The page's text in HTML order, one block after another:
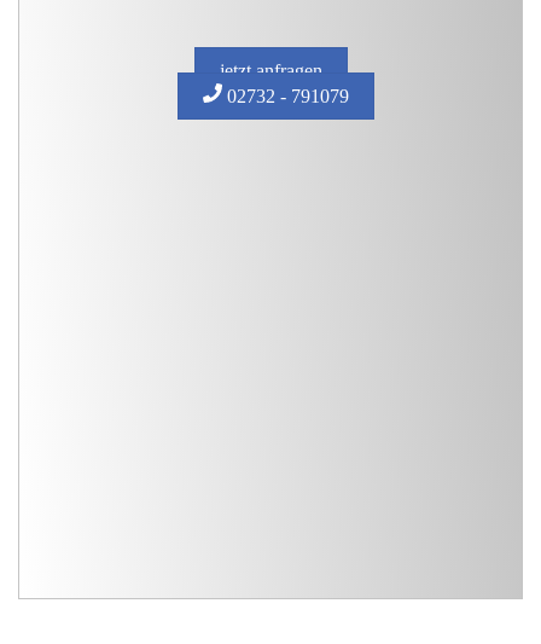
jetzt anfragen
02732 - 791079